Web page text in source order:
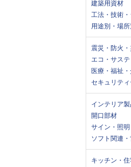
建築用資材
工法・技術
用途別・場所
震災・防火
エコ・サス
医療・福祉
セキュリテ
インテリア製
開口部材
サイン・照
ソフト関連
キッチン・